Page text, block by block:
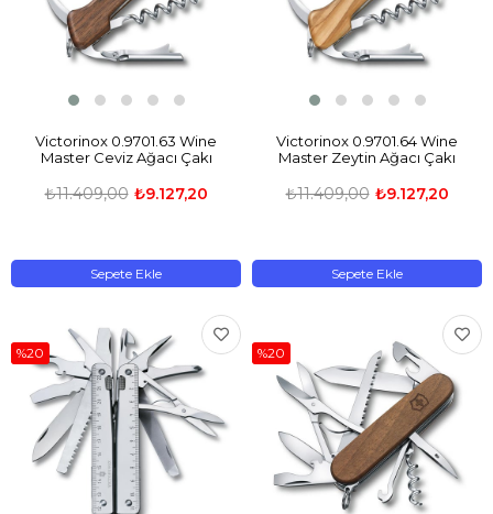
Victorinox 0.9701.63 Wine
Master Ceviz Ağacı Çakı
₺9.127,20
₺11.409,00
Sepete Ekle
Victorinox 0.9701.64 Wine
Master Zeytin Ağacı Çakı
₺9.127,20
₺11.409,00
Sepete Ekle
%20 %20